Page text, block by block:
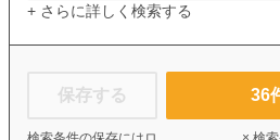
+ さらに詳しく検索する
保存する 36